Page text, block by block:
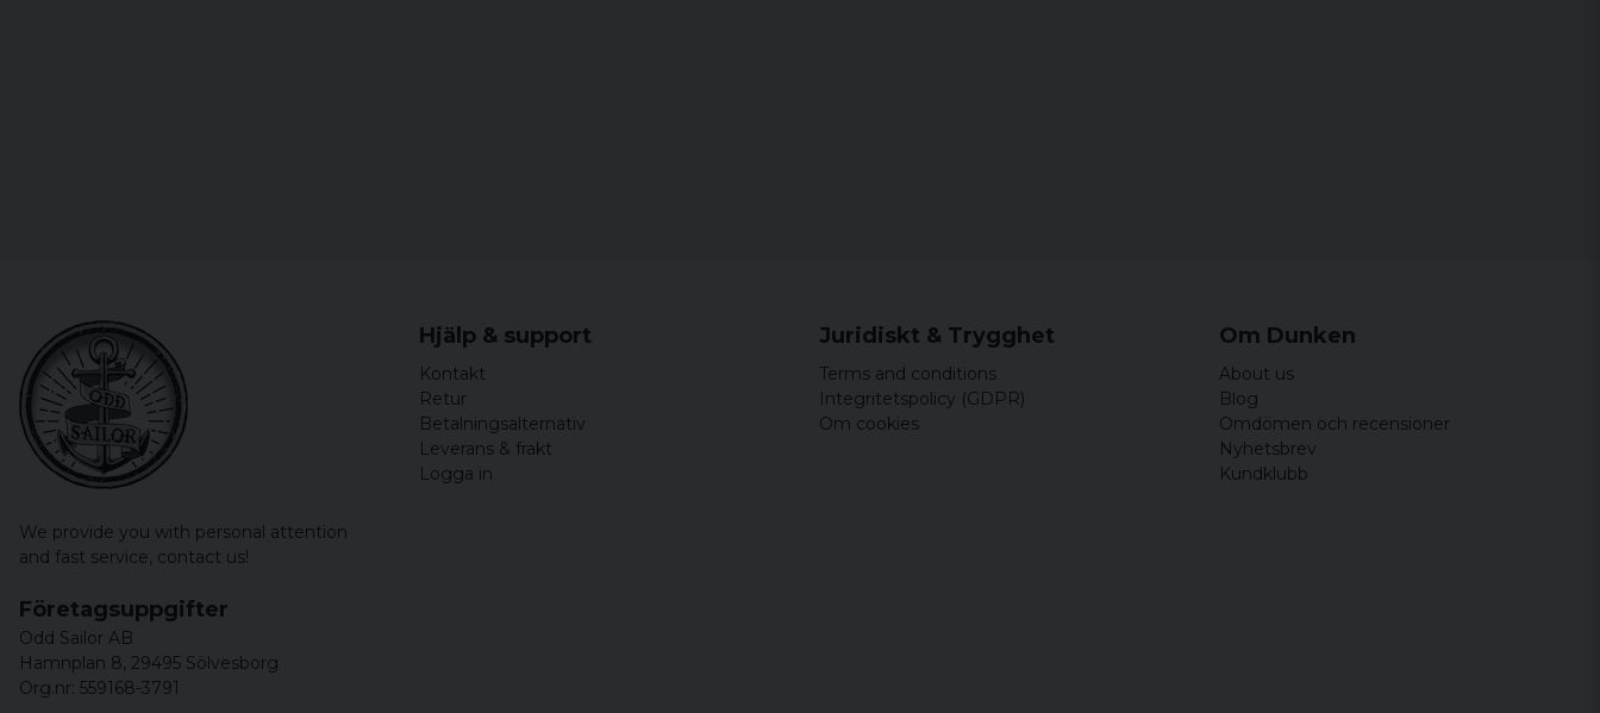
We provide you with personal attention
and fast service, contact us!
Hjälp & support
Kontakt
Retur
Betalningsalternativ
Leverans & frakt
Logga in
Juridiskt & Trygghet
Terms and conditions
Integritetspolicy (GDPR)
Om cookies
Om Dunken
About us
Blog
Omdömen och recensioner
Nyhetsbrev
Kundklubb
Företagsuppgifter
Odd Sailor AB
Hamnplan 8, 29495 Sölvesborg
Org.nr: 559168-3791